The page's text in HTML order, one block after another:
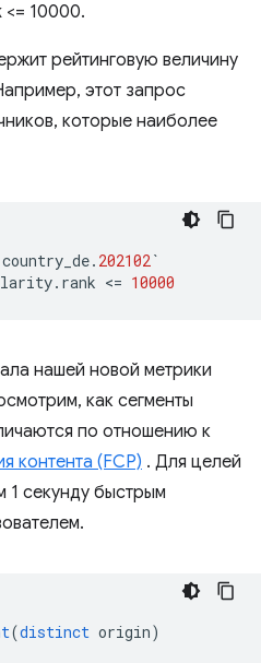
10000.
рейтинговую величину
этот запрос
которые наиболее
country_de. 202102`
. rank <= 10000
нашей новой метрики
как сегменты
по отношению к
контента (FCP) . Для целей
1 секунду быстрым
(distinct origin)